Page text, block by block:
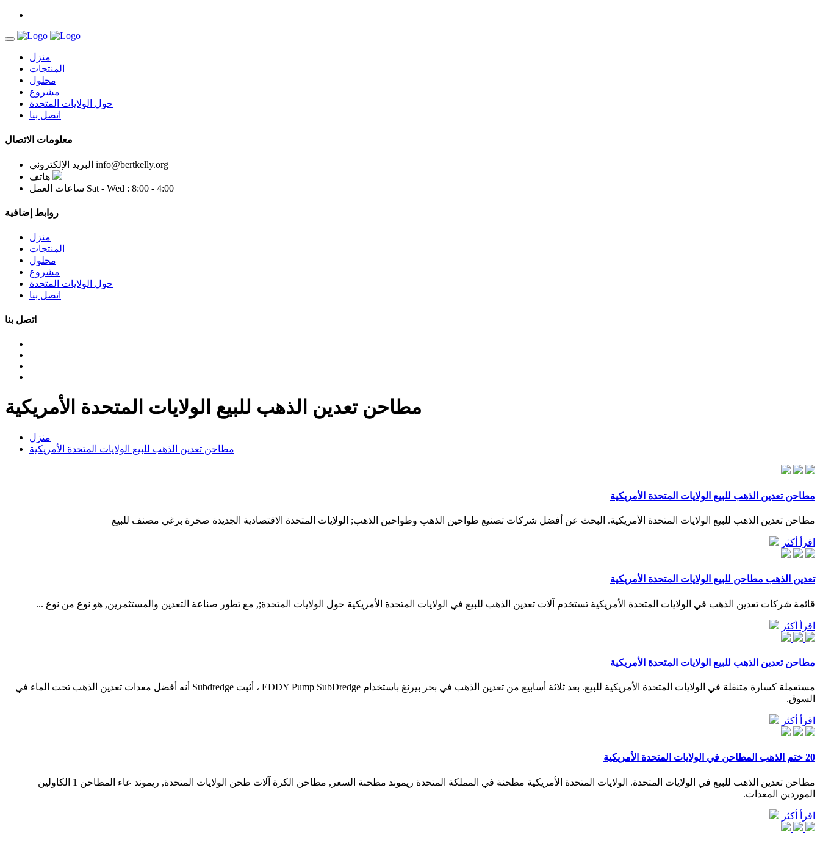
منزل
المنتجات
محلول
مشروع
حول الولايات المتحدة
اتصل بنا
معلومات الاتصال
البريد الإلكتروني info@bertkelly.org
هاتف
ساعات العمل Sat - Wed : 8:00 - 4:00
روابط إضافية
منزل
المنتجات
محلول
مشروع
حول الولايات المتحدة
اتصل بنا
اتصل بنا
مطاحن تعدين الذهب للبيع الولايات المتحدة الأمريكية
منزل
مطاحن تعدين الذهب للبيع الولايات المتحدة الأمريكية
مطاحن تعدين الذهب للبيع الولايات المتحدة الأمريكية
مطاحن تعدين الذهب للبيع الولايات المتحدة الأمريكية. البحث عن أفضل شركات تصنيع طواحين الذهب وطواحين الذهب; الولايات المتحدة الاقتصادية الجديدة صخرة برغي مصنف للبيع
اقرأ أكثر
تعدين الذهب مطاحن للبيع الولايات المتحدة الأمريكية
قائمة شركات تعدين الذهب في الولايات المتحدة الأمريكية تستخدم آلات تعدين الذهب للبيع في الولايات المتحدة الأمريكية حول الولايات المتحدة;, مع تطور صناعة التعدين والمستثمرين, هو نوع من نوع ...
اقرأ أكثر
مطاحن تعدين الذهب للبيع الولايات المتحدة الأمريكية
مستعملة كسارة متنقلة في الولايات المتحدة الأمريكية للبيع. بعد ثلاثة أسابيع من تعدين الذهب في بحر بيرنغ باستخدام EDDY Pump SubDredge ، أثبت Subdredge أنه أفضل معدات تعدين الذهب تحت الماء في
السوق.
اقرأ أكثر
20 ختم الذهب المطاحن في الولايات المتحدة الأمريكية
مطاحن تعدين الذهب للبيع في الولايات المتحدة. الولايات المتحدة الأمريكية مطحنة في المملكة المتحدة ريموند مطحنة السعر, مطاحن الكرة آلات طحن الولايات المتحدة, ريموند عاء المطاحن 1 الكاولين
الموردين المعدات.
اقرأ أكثر